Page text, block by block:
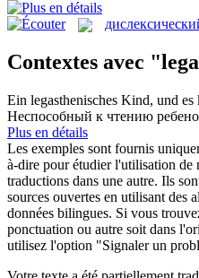
Contextes avec
Ein legasthenisches Kind, und es
Неспособный к чтению
Plus en détails
Les exemples sont fournis
à-dire pour étudier l'utilisation de
traductions dans une autre. Ils
sources ouvertes en utilisant des
données bilingues. Si vous
ponctuation ou autre soit dans
utilisez l'option "Signaler un